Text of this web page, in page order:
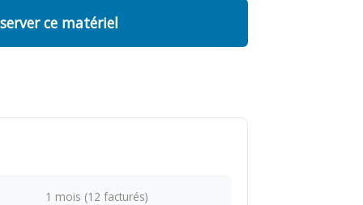
ce matériel
1 mois (12 facturés)